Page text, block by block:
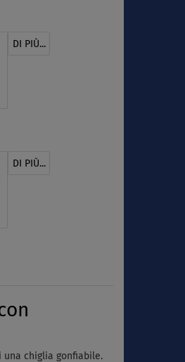
DI PIÙ...
DI PIÙ...
chiglia gonfiabile.